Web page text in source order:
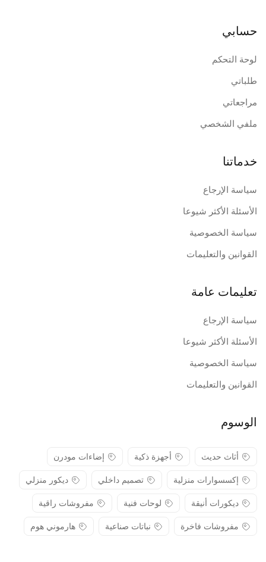
حسابي
لوحة التحكم
طلباتي
مراجعاتي
ملفي الشخصي
خدماتنا
سياسة الإرجاع
الأسئلة الأكثر شيوعا
سياسة الخصوصية
القوانين والتعليمات
تعليمات عامة
سياسة الإرجاع
الأسئلة الأكثر شيوعا
سياسة الخصوصية
القوانين والتعليمات
الوسوم
أثاث حديث أجهزة ذكية
إضاءات مودرن
إكسسوارات منزلية
تصميم داخلي
ديكور منزلي
ديكورات أنيقة
لوحات فنية
مفروشات راقية
مفروشات فاخرة
نباتات صناعية هارموني هوم